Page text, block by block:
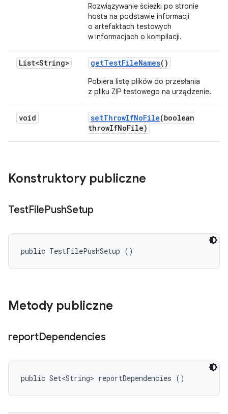
Rozwiązywanie ścieżki po stronie
hosta na podstawie informacji
o artefaktach testowych
w informacjach o kompilacji.
List<String> getTestFileNames()
Pobiera listę plików do przesłania
z pliku ZIP testowego na urządzenie.
void setThrowIfNoFile(boolean
throwIfNoFile)
Konstruktory publiczne
TestFilePushSetup
public TestFilePushSetup ()
Metody publiczne
reportDependencies
public Set<String> reportDependencies ()